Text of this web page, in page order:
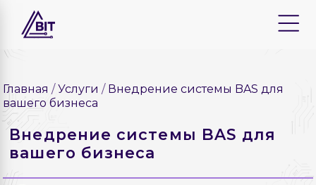
Главная Услуги Внедрение системы BAS для
вашего бизнеса
Внедрение системы BAS для
вашего бизнеса